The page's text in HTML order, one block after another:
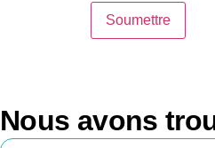
Nous avons